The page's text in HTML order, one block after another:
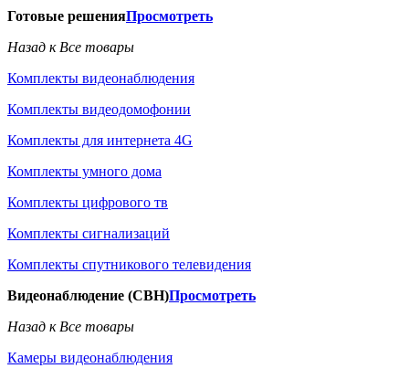
Готовые решенияПросмотреть
Назад к Все товары
Комплекты видеонаблюдения
Комплекты видеодомофонии
Комплекты для интернета 4G
Комплекты умного дома
Комплекты цифрового тв
Комплекты сигнализаций
Комплекты спутникового телевидения
Видеонаблюдение (СВН)Просмотреть
Назад к Все товары
Камеры видеонаблюдения